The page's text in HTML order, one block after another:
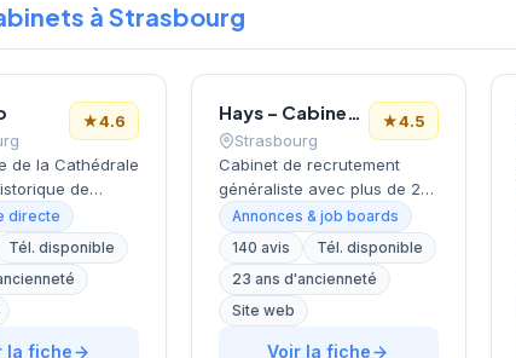
à Strasbourg
★4.6
de la Cathédrale
de
ce cabinet de
bénéficie d'un
emblématique
ville alsacien.
Costa, il
directe
Tél. disponible
la fiche
Hays – Cabinet de recrutement Strasbourg
Strasbourg
★4.5
Cabinet de recrutement
généraliste avec plus de 20
ans d'expérience. Présent
en France avec 17 bureaux
et plus de 600 experts.
Propose des
accompagnements en
Annonces & job boards
140 avis
Tél. disponible
23 ans d'ancienneté
Site web
Voir la fiche